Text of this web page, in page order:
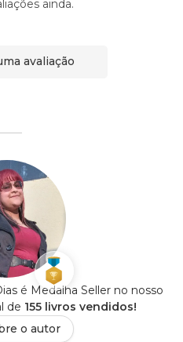
ainda.
avaliação
é Medalha Seller no nosso
de 155 livros vendidos!
o autor